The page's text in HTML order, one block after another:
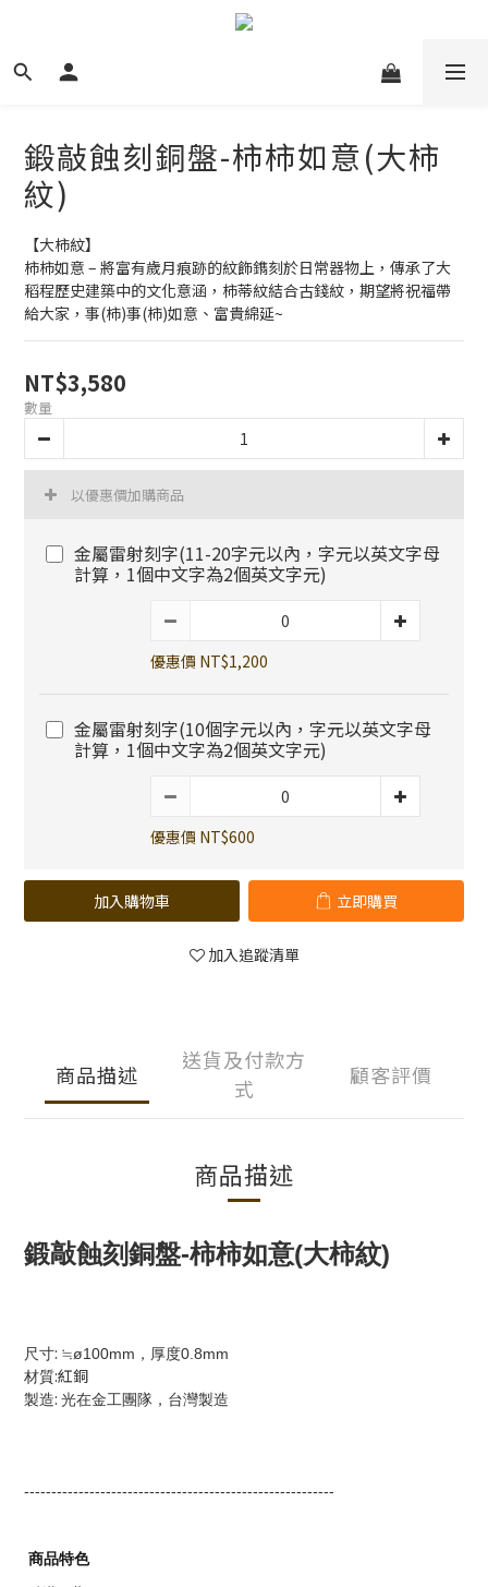
鍛敲蝕刻銅盤-柿柿如意(大柿
紋)
【大柿紋】
柿柿如意 – 將富有歲月痕跡的紋飾鐫刻於日常器物上，傳承了大
稻程歷史建築中的文化意涵，柿蒂紋結合古錢紋，期望將祝福帶
給大家，事(柿)事(柿)如意、富貴綿延~
NT$3,580
數量
以優惠價加購商品
金屬雷射刻字(11-20字元以內，字元以英文字母
計算，1個中文字為2個英文字元)
優惠價 NT$1,200
金屬雷射刻字(10個字元以內，字元以英文字母
計算，1個中文字為2個英文字元)
優惠價 NT$600
加入購物車 立即購買
加入追蹤清單
商品描述
送貨及付款方
式
顧客評價
商品描述
鍛敲蝕刻銅盤-柿柿如意(大柿紋)
尺寸: ≒ø100mm，厚度0.8mm
材質:紅銅
製造: 光在金工團隊，台灣製造
---------------------------------------------------------
商品特色